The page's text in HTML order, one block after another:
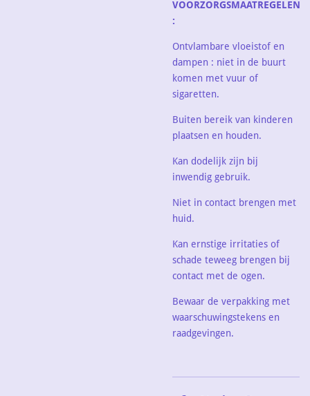
VOORZORGSMAATREGELEN
:
Ontvlambare vloeistof en
dampen : niet in de buurt
komen met vuur of
sigaretten.
Buiten bereik van kinderen
plaatsen en houden.
Kan dodelijk zijn bij
inwendig gebruik.
Niet in contact brengen met
huid.
Kan ernstige irritaties of
schade teweeg brengen bij
contact met de ogen.
Bewaar de verpakking met
waarschuwingstekens en
raadgevingen.